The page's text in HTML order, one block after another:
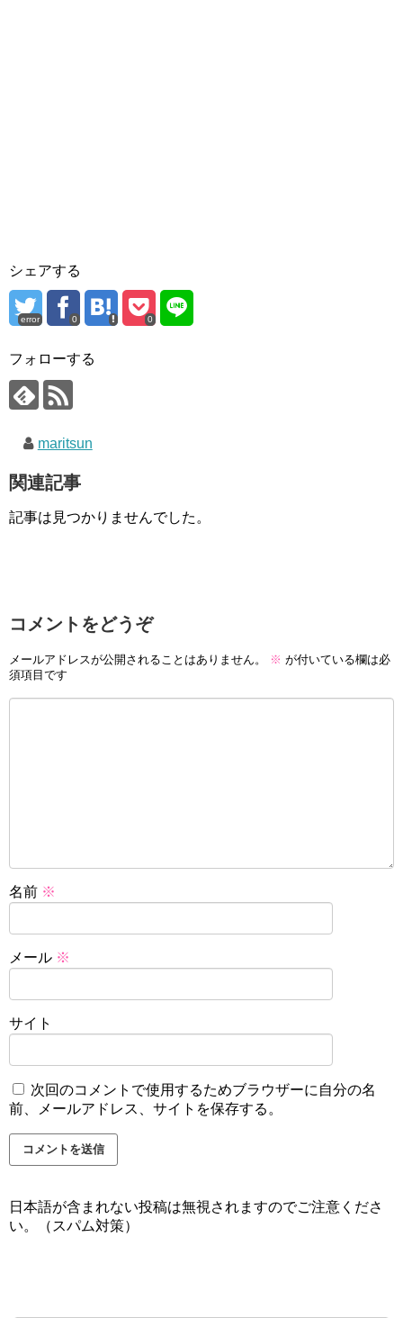
シェアする
error 0 0
フォローする
maritsun
関連記事
記事は見つかりませんでした。
コメントをどうぞ
メールアドレスが公開されることはありません。 ※ が付いている欄は必
須項目です
名前 ※
メール ※
サイト
次回のコメントで使用するためブラウザーに自分の名
前、メールアドレス、サイトを保存する。
日本語が含まれない投稿は無視されますのでご注意くださ
い。（スパム対策）